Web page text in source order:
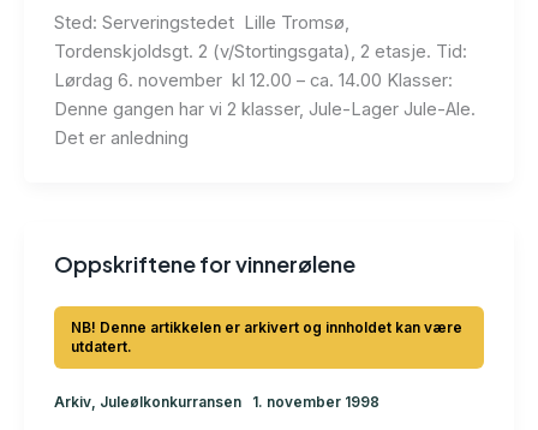
Sted: Serveringstedet Lille Tromsø,
Tordenskjoldsgt. 2 (v/Stortingsgata), 2 etasje. Tid:
Lørdag 6. november kl 12.00 – ca. 14.00 Klasser:
Denne gangen har vi 2 klasser, Jule-Lager Jule-Ale.
Det er anledning
Oppskriftene for vinnerølene
Arkiv, Juleølkonkurransen 1. november 1998